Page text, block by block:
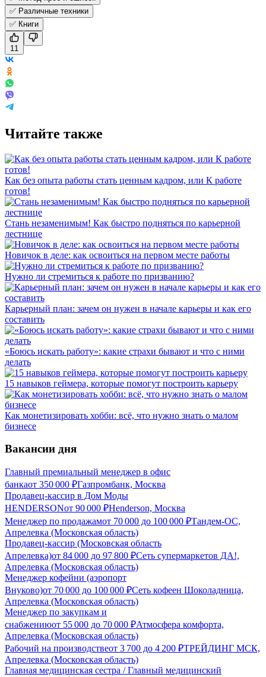
✅ Различные техники
✅ Книги
11
Читайте также
Как без опыта работы стать ценным кадром, или К работе
готов!
Стань незаменимым! Как быстро подняться по карьерной
лестнице
Новичок в деле: как освоиться на первом месте работы
Нужно ли стремиться к работе по призванию?
Карьерный план: зачем он нужен в начале карьеры и как его
составить
«Боюсь искать работу»: какие страхи бывают и что с ними
делать
15 навыков геймера, которые помогут построить карьеру
Как монетизировать хобби: всё, что нужно знать о малом
бизнесе
Вакансии дня
Главный премиальный менеджер в офис
банкаот 350 000 ₽Газпромбанк, Москва
Продавец-кассир в Дом Моды
HENDERSONот 90 000 ₽Henderson, Москва
Менеджер по продажамот 70 000 до 100 000 ₽Тандем-ОС,
Апрелевка (Московская область)
Продавец-кассир (Московская область
Апрелевка)от 84 000 до 97 800 ₽Сеть супермаркетов ДА!,
Апрелевка (Московская область)
Менеджер кофейни (аэропорт
Внуково)от 70 000 до 100 000 ₽Сеть кофеен Шоколадница,
Апрелевка (Московская область)
Менеджер по закупкам и
снабжениюот 55 000 до 70 000 ₽Атмосфера комфорта,
Апрелевка (Московская область)
Рабочий на производствеот 3 700 до 4 200 ₽ТРЕЙДИНГ МСК,
Апрелевка (Московская область)
Главная медицинская сестра / Главный медицинский